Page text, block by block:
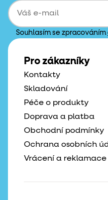
Souhlasím se zpracováním
Pro zákazníky
Kontakty
Skladování
Péče o produkty
Doprava a platba
Obchodní podmínky
Ochrana osobních
Vrácení a reklamace